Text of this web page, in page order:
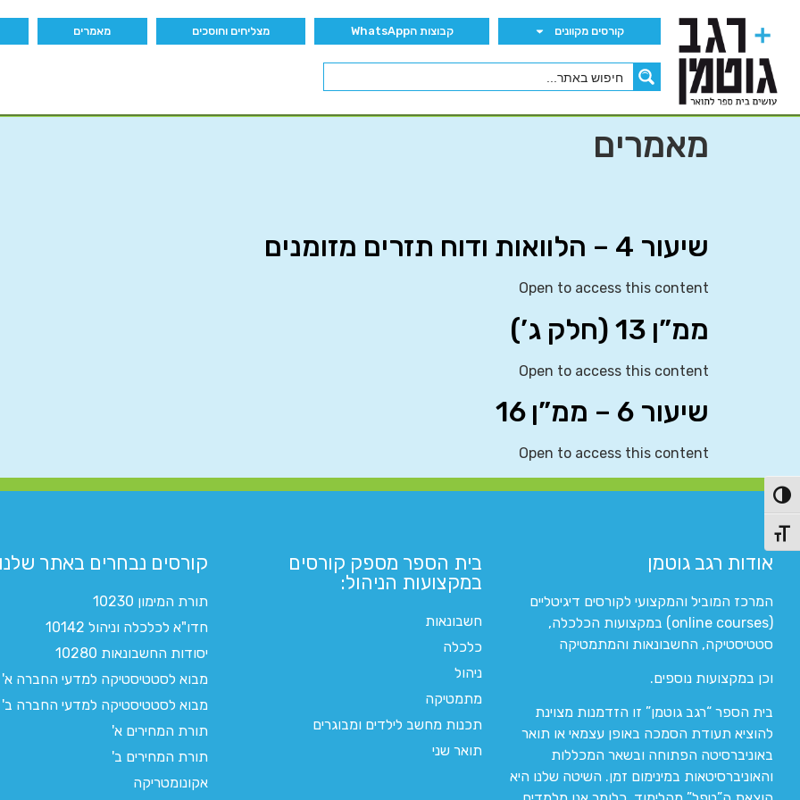
הפעל/כבה ניגודיות גבוהה
מתג גודל גופן
קורסים מקוונים קבוצות הWhatsApp מצליחים וחוסכים מאמרים
מאמרים
שיעור 4 – הלוואות ודוח תזרים מזומנים
Open to access this content
ממ”ן 13 (חלק ג’)
Open to access this content
שיעור 6 – ממ”ן 16
Open to access this content
אודות רגב גוטמן
המרכז המוביל והמקצועי לקורסים דיגיטליים
(online courses) במקצועות הכלכלה,
סטטיסטיקה, החשבונאות והמתמטיקה
וכן במקצועות נוספים.
בית הספר “רגב גוטמן” זו הזדמנות מצוינת
להוציא תעודת הסמכה באופן עצמאי או תואר
באוניברסיטה הפתוחה ובשאר המכללות
והאוניברסיטאות במינימום זמן. השיטה שלנו היא
בית הספר מספק קורסים
במקצועות הניהול:
חשבונאות
כלכלה
ניהול
מתמטיקה
תכנות מחשב לילדים ומבוגרים
תואר שני
קורסים נבחרים באתר
תורת המימון 10230
חדו"א לכלכלה וניהול 10142
יסודות החשבונאות 10280
מבוא לסטטיסטיקה למדעי החברה א'
מבוא לסטטיסטיקה למדעי החברה ב'
תורת המחירים א'
תורת המחירים ב'
אקונומטריקה